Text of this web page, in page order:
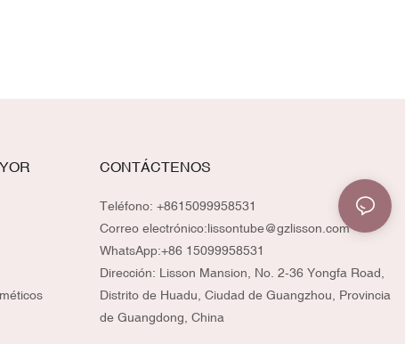
CONTÁCTENOS
Teléfono: +8615099958531
Correo electrónico:lissontube@gzlisson.com
WhatsApp:+86 15099958531
Dirección: Lisson Mansion, No. 2-36 Yongfa Road,
Distrito de Huadu, Ciudad de Guangzhou, Provincia
de Guangdong, China